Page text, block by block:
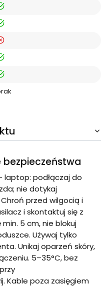
bezpieczeństwa
laptop: podłączaj do
nie dotykaj
przed wilgocią i
i skontaktuj się z
5 cm, nie blokuj
Używaj tylko
Unikaj oparzeń skóry,
5–35°C, bez
Kable poza zasięgiem